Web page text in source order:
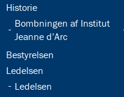
32.15:
Historie
32.16:
Bombningen af Institut
Jeanne d’Arc
32.18:
Bestyrelsen
32.19:
Ledelsen
32.20:
Ledelsen